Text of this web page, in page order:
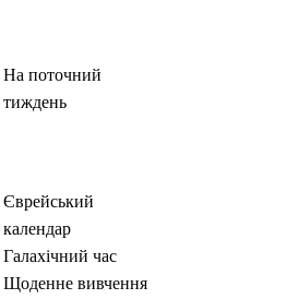
На поточний
тиждень
Єврейський
календар
Галахічний час
Щоденне вивчення